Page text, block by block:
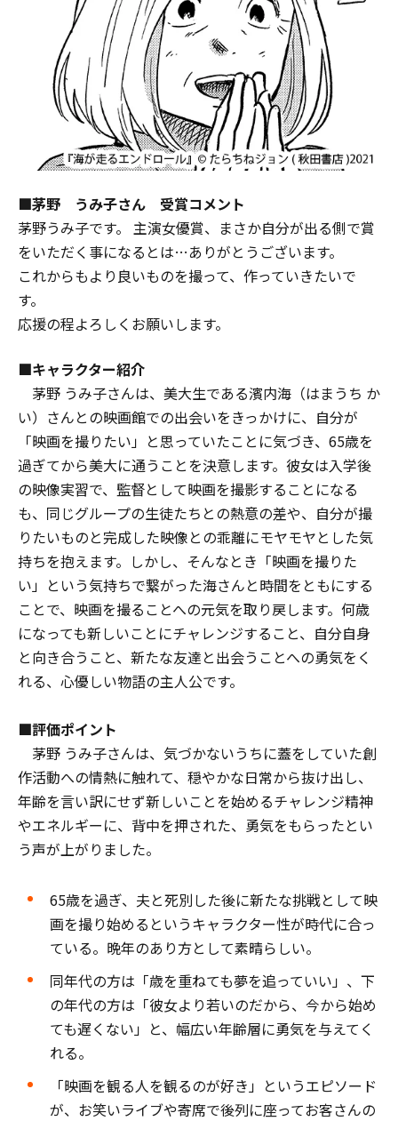
■茅野 うみ子さん 受賞コメント
茅野うみ子です。 主演女優賞、まさか自分が出る側で賞
をいただく事になるとは…ありがとうございます。
これからもより良いものを撮って、作っていきたいで
す。
応援の程よろしくお願いします。
■キャラクター紹介
茅野 うみ子さんは、美大生である濱内海（はまうち か
い）さんとの映画館での出会いをきっかけに、自分が
「映画を撮りたい」と思っていたことに気づき、65歳を
過ぎてから美大に通うことを決意します。彼女は入学後
の映像実習で、監督として映画を撮影することになる
も、同じグループの生徒たちとの熱意の差や、自分が撮
りたいものと完成した映像との乖離にモヤモヤとした気
持ちを抱えます。しかし、そんなとき「映画を撮りた
い」という気持ちで繋がった海さんと時間をともにする
ことで、映画を撮ることへの元気を取り戻します。何歳
になっても新しいことにチャレンジすること、自分自身
と向き合うこと、新たな友達と出会うことへの勇気をく
れる、心優しい物語の主人公です。
■評価ポイント
茅野 うみ子さんは、気づかないうちに蓋をしていた創
作活動への情熱に触れて、穏やかな日常から抜け出し、
年齢を言い訳にせず新しいことを始めるチャレンジ精神
やエネルギーに、背中を押された、勇気をもらったとい
う声が上がりました。
65歳を過ぎ、夫と死別した後に新たな挑戦として映
画を撮り始めるというキャラクター性が時代に合っ
ている。晩年のあり方として素晴らしい。
同年代の方は「歳を重ねても夢を追っていい」、下
の年代の方は「彼女より若いのだから、今から始め
ても遅くない」と、幅広い年齢層に勇気を与えてく
れる。
「映画を観る人を観るのが好き」というエピソード
が、お笑いライブや寄席で後列に座ってお客さんの